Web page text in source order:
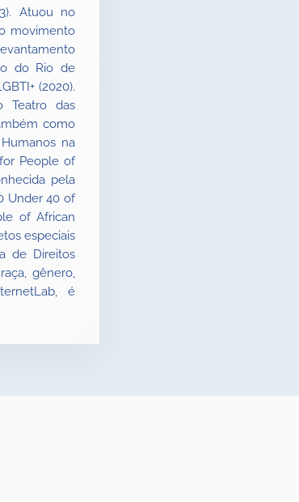
Atuou no
movimento
do Rio de
(2020).
Teatro das
como
na
People of
pela
Under 40 of
of African
especiais
de Direitos
gênero,
é